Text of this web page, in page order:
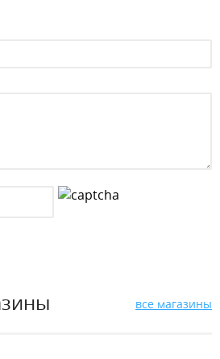
все магазины